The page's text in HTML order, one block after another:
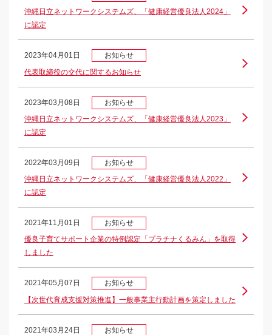
沖縄日立ネットワークシステムズ、「健康経営優良法人2024」
に認定
2023年04月01日
お知らせ
代表取締役の交代に関するお知らせ
2023年03月08日
お知らせ
沖縄日立ネットワークシステムズ、「健康経営優良法人2023」
に認定
2022年03月09日
お知らせ
沖縄日立ネットワークシステムズ、「健康経営優良法人2022」
に認定
2021年11月01日
お知らせ
優良子育てサポート企業の特例認定「プラチナくるみん」を取得
しました
2021年05月07日
お知らせ
【次世代育成支援対策推進】一般事業主行動計画を策定しました
2021年03月24日
お知らせ